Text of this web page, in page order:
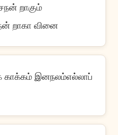
றாகும்
றாகா வினை
காக்கம் இனநலம்எல்லாப்